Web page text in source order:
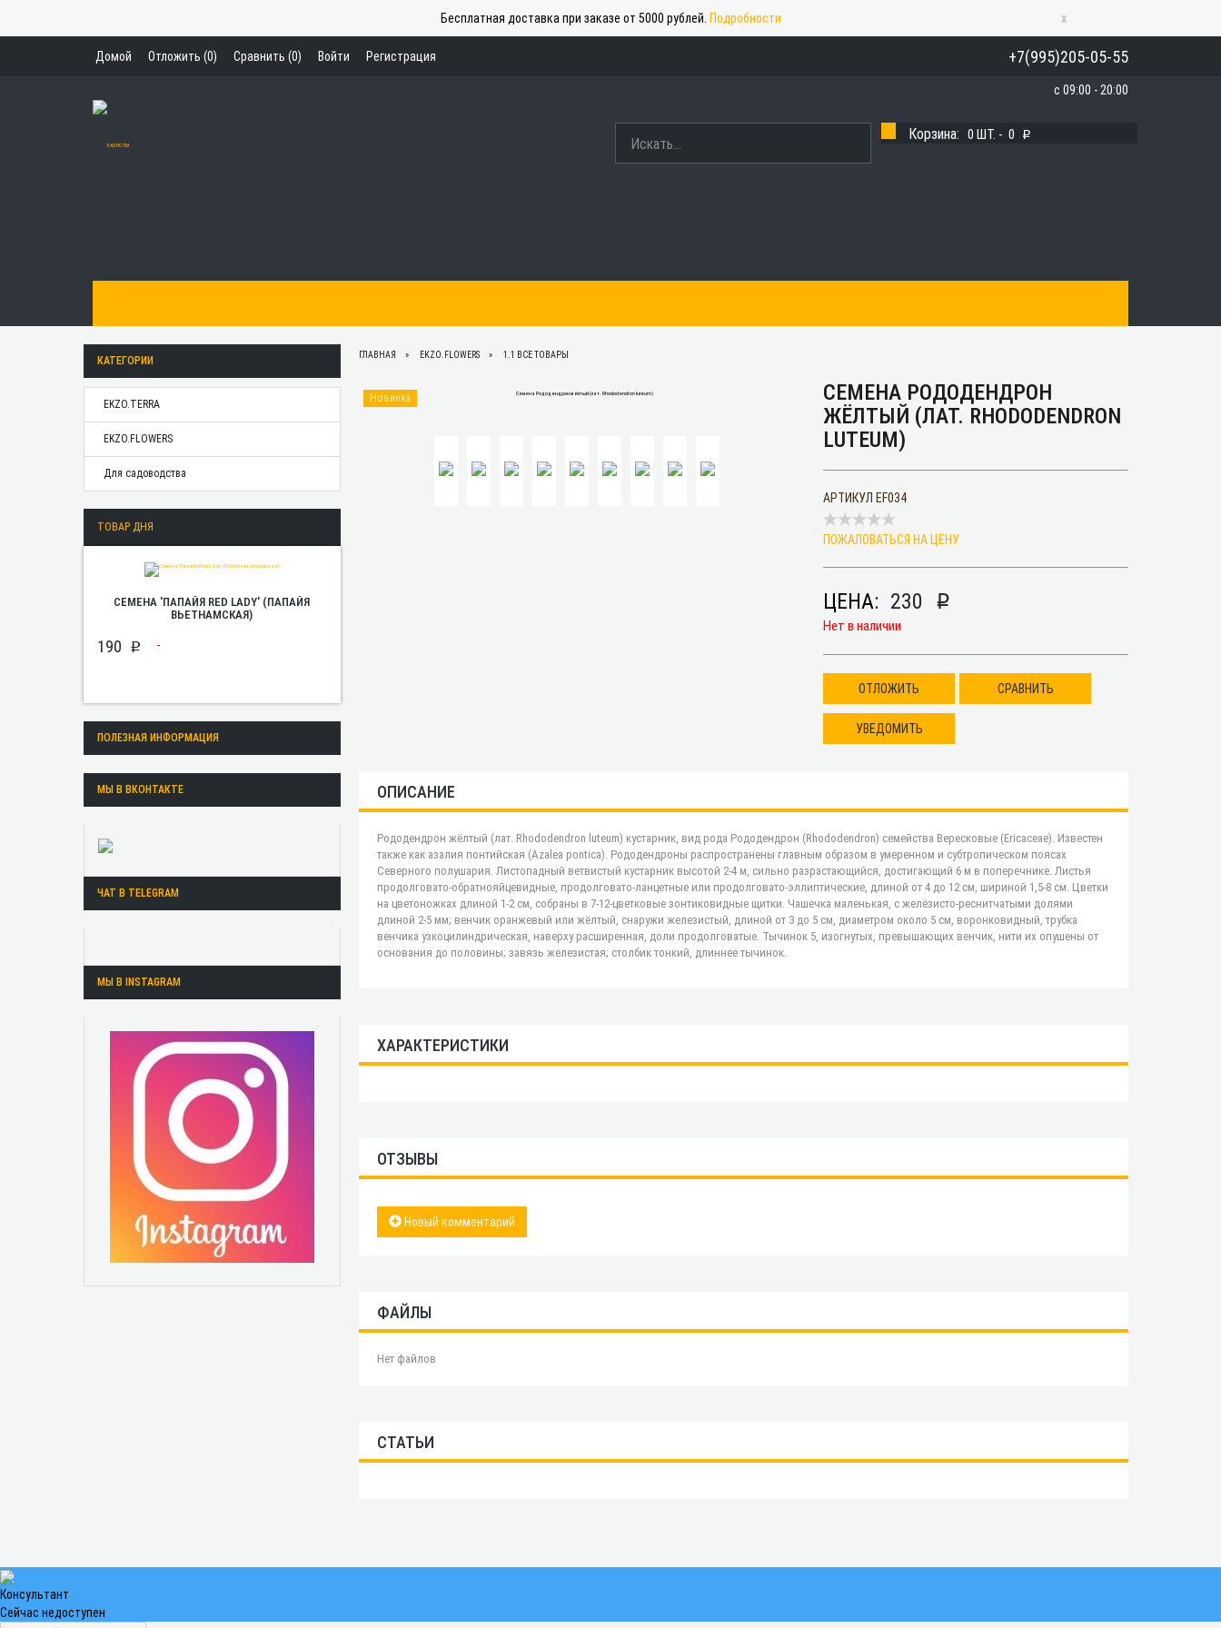
Бесплатная доставка при заказе от 5000 рублей. Подробности x
Домой Отложить (0) Сравнить (0) Войти Регистрация +7(995)205-05-55
с 09:00 - 20:00
Корзина: 0 ШТ. - 0 p
КАТЕГОРИИ
EKZO.TERRA
EKZO.FLOWERS
Для садоводства
ТОВАР ДНЯ
СЕМЕНА 'ПАПАЙЯ RED LADY' (ПАПАЙЯ
ВЬЕТНАМСКАЯ)
190 p
ПОЛЕЗНАЯ ИНФОРМАЦИЯ
МЫ В ВКОНТАКТЕ
ЧАТ В TELEGRAM
МЫ В INSTAGRAM
ГЛАВНАЯ EKZO.FLOWERS 1.1 ВСЕ ТОВАРЫ
Новинка
СЕМЕНА РОДОДЕНДРОН
ЖЁЛТЫЙ (ЛАТ. RHODODENDRON
LUTEUM)
АРТИКУЛ EF034
ПОЖАЛОВАТЬСЯ НА ЦЕНУ
ЦЕНА: 230 p
Нет в наличии
ОТЛОЖИТЬ СРАВНИТЬ
УВЕДОМИТЬ
ОПИСАНИЕ
Рододендрон жёлтый (лат. Rhododendron luteum) кустарник, вид рода Рододендрон (Rhododendron) семейства Вересковые (Ericaceae). Известен
также как азалия понтийская (Azalea pontica). Рододендроны распространены главным образом в умеренном и субтропическом поясах
Северного полушария. Листопадный ветвистый кустарник высотой 2-4 м, сильно разрастающийся, достигающий 6 м в поперечнике. Листья
продолговато-обратнояйцевидные, продолговато-ланцетные или продолговато-эллиптические, длиной от 4 до 12 см, шириной 1,5-8 см. Цветки
на цветоножках длиной 1-2 см, собраны в 7-12-цветковые зонтиковидные щитки. Чашечка маленькая, с желёзисто-реснитчатыми долями
длиной 2-5 мм; венчик оранжевый или жёлтый, снаружи железистый, длиной от 3 до 5 см, диаметром около 5 см, воронковидный, трубка
венчика узкоцилиндрическая, наверху расширенная, доли продолговатые. Тычинок 5, изогнутых, превышающих венчик, нити их опушены от
основания до половины; завязь железистая; столбик тонкий, длиннее тычинок.
ХАРАКТЕРИСТИКИ
ОТЗЫВЫ
Новый комментарий
ФАЙЛЫ
Нет файлов
СТАТЬИ
Консультант
Сейчас недоступен